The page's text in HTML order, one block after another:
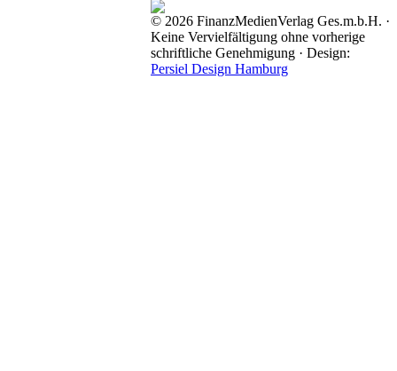
© 2026 FinanzMedienVerlag Ges.m.b.H. ·
Keine Vervielfältigung ohne vorherige
schriftliche Genehmigung · Design:
Persiel Design Hamburg